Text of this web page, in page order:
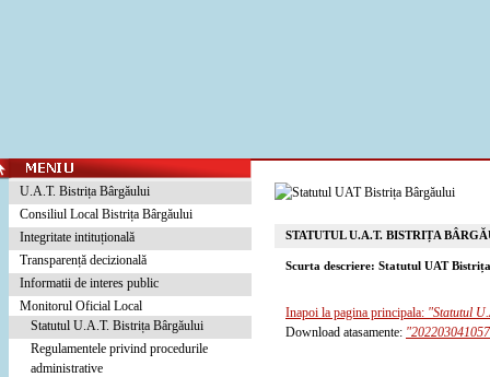
U.A.T. Bistrița Bârgăului
Consiliul Local Bistrița Bârgăului
Integritate intituțională
Transparență decizională
Informatii de interes public
Monitorul Oficial Local
Statutul U.A.T. Bistrița Bârgăului
Regulamentele privind procedurile
administrative
STATUTUL U.A.T. BISTRIȚA
Scurta descriere: Statutul UAT
Inapoi la pagina principala: "Statutul
Download atasamente: